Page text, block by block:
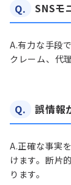
Q. SNSモ
A.有力な手段
クレーム、代
Q. 誤情報
A.正確な事実
けます。断片
ります。